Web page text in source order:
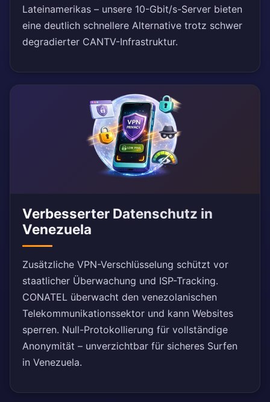
Lateinamerikas – unsere 10-Gbit/s-Server bieten
eine deutlich schnellere Alternative trotz schwer
degradierter CANTV-Infrastruktur.
Verbesserter Datenschutz in
Venezuela
Zusätzliche VPN-Verschlüsselung schützt vor
staatlicher Überwachung und ISP-Tracking.
CONATEL überwacht den venezolanischen
Telekommunikationssektor und kann Websites
sperren. Null-Protokollierung für vollständige
Anonymität – unverzichtbar für sicheres Surfen
in Venezuela.